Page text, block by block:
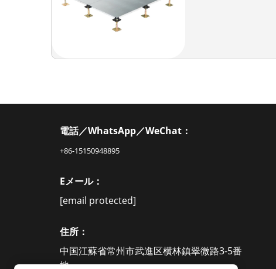
電話／WhatsApp／WeChat：
+86-15150948895
Eメール：
[email protected]
住所：
中国江蘇省常州市武進区横林鎮翠微路3-5番
地